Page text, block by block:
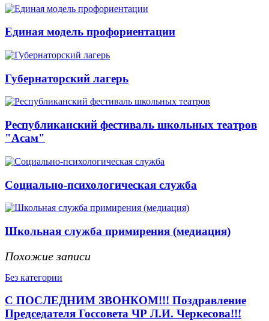
Единая модель профориентации
Губернаторский лагерь
Республиканский фестиваль школьных театров
"Асам"
Социально-психологическая служба
Школьная служба примирения (медиация)
Похожие записи
Без категории
С ПОСЛЕДНИМ ЗВОНКОМ!!! Поздравление
Председателя Госсовета ЧР Л.И. Черкесова!!!